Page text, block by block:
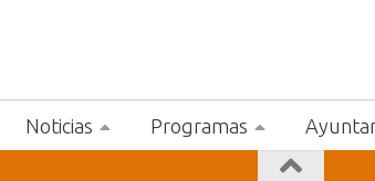
Noticias Programas